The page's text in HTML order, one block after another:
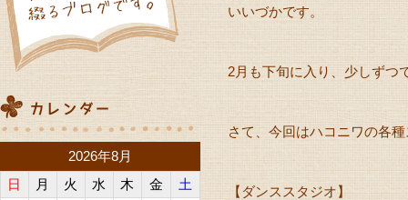
2026年8月
日
月 火 水 木 金
土
いいづかです。
2月も下旬に入り、少しずつ
さて、今回はハコニワの各
【ダンススタジオ】